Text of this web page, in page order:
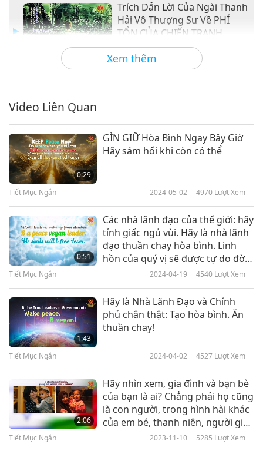
Xem thêm
Trích Dẫn Lời Của Ngài Thanh
Hải Vô Thượng Sư Về PHÍ
TỔN CỦA CHIẾN TRANH,
Phần 3
2019-12-07 4732
4
1:16
Tiết Mục Ngắn 2019-12-07 4649Lượt Xem
5
2:07
CỦA CHIẾN TRANH, Phần 5
Tiết Mục Ngắn 2019-12-08 5008Lượt Xem
6
2:35
Trích Dẫn Lời Của Ngài Thanh
Hải Vô Thượng Sư Về PHÍ TỔN
CỦA CHIẾN TRANH, Phần 6
Tiết Mục Ngắn 2019-12-07 4437Lượt Xem
Video Liên Quan
0:29
GÌN GIỮ Hòa Bình Ngay Bây Giờ
Hãy sám hối khi còn có thể
Tiết Mục Ngắn 2024-05-02 4970 Lượt Xem
0:51
Các nhà lãnh đạo của thế giới: hãy
tỉnh giấc ngủ vùi. Hãy là nhà lãnh
đạo thuần chay hòa bình. Linh
hồn của quý vị sẽ được tự do đời
Tiết Mục Ngắn 2024-04-19 4540 Lượt Xem
1:43
Hãy là Nhà Lãnh Đạo và Chính
phủ chân thật: Tạo hòa bình. Ăn
thuần chay!
Tiết Mục Ngắn 2024-04-02 4527 Lượt Xem
2:06
Hãy nhìn xem, gia đình và bạn bè
của bạn là ai? Chẳng phải họ cũng
là con người, trong hình hài khác
của em bé, thanh niên, người già,
phụ nữ, đàn ông + trẻ em sao?
Tiết Mục Ngắn 2023-11-10 5285 Lượt Xem